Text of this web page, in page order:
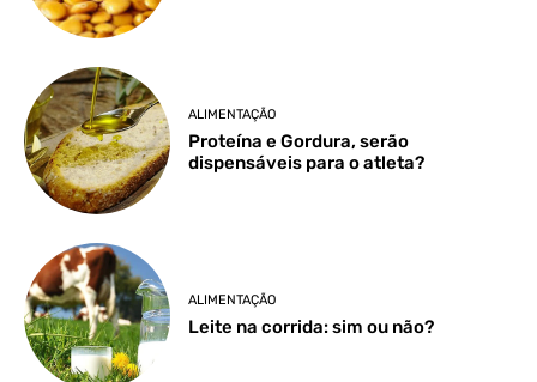
ALIMENTAÇÃO
Proteína e Gordura, serão
dispensáveis para o atleta?
ALIMENTAÇÃO
Leite na corrida: sim ou não?